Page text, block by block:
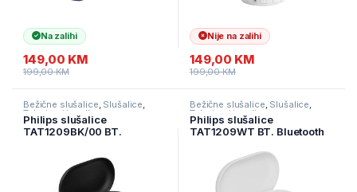
Na zalihi
149,00 KM
199,00KM
Nije na zalihi
149,00 KM
199,00KM
Bežične slušalice, Slušalice,
Televizori i audio
Philips slušalice
TAT1209BK/00 BT.
domet 10m, boja crna
Bežične slušalice, Slušalice,
Televizori i audio
Philips slušalice
TAT1209WT BT. Bluetooth
10m,Boja Bijela